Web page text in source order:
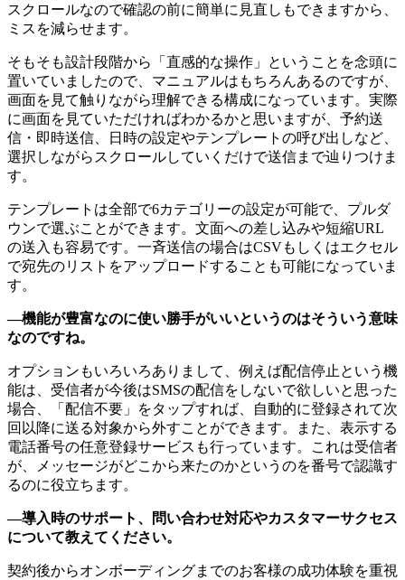
スクロールなので確認の前に簡単に見直しもできますから、
ミスを減らせます。
そもそも設計段階から「直感的な操作」ということを念頭に
置いていましたので、マニュアルはもちろんあるのですが、
画面を見て触りながら理解できる構成になっています。実際
に画面を見ていただければわかるかと思いますが、予約送
信・即時送信、日時の設定やテンプレートの呼び出しなど、
選択しながらスクロールしていくだけで送信まで辿りつけま
す。
テンプレートは全部で6カテゴリーの設定が可能で、プルダ
ウンで選ぶことができます。文面への差し込みや短縮URL
の送入も容易です。一斉送信の場合はCSVもしくはエクセル
で宛先のリストをアップロードすることも可能になっていま
す。
―機能が豊富なのに使い勝手がいいというのはそういう意味
なのですね。
オプションもいろいろありまして、例えば配信停止という機
能は、受信者が今後はSMSの配信をしないで欲しいと思った
場合、「配信不要」をタップすれば、自動的に登録されて次
回以降に送る対象から外すことができます。また、表示する
電話番号の任意登録サービスも行っています。これは受信者
が、メッセージがどこから来たのかというのを番号で認識す
るのに役立ちます。
―導入時のサポート、問い合わせ対応やカスタマーサクセス
について教えてください。
契約後からオンボーディングまでのお客様の成功体験を重視